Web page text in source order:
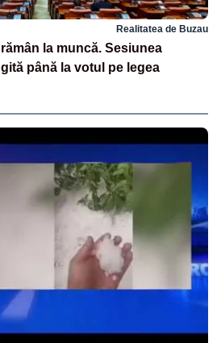
Realitatea de Buzau
la muncă. Sesiunea
până la votul pe legea